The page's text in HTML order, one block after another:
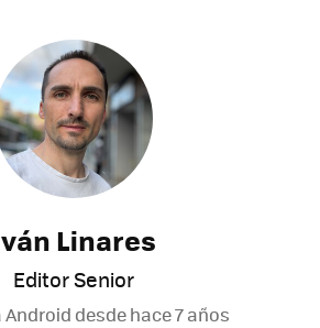
Linares
Editor Senior
Android desdehace 7 años